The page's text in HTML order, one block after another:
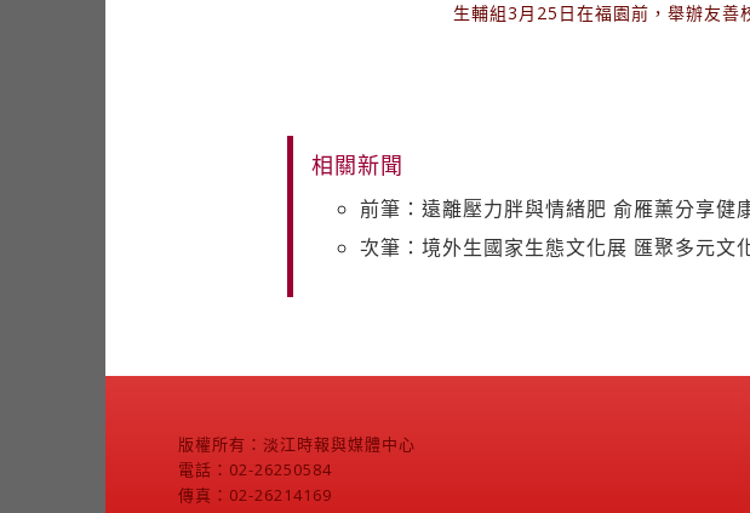
生輔組3月25日在福園前，舉辦友善
相關新聞
前筆：遠離壓力胖與情緒肥 俞雁薰分享健
次筆：境外生國家生態文化展 匯聚多元文
版權所有：淡江時報與媒體中心
電話：02-26250584
傳真：02-26214169